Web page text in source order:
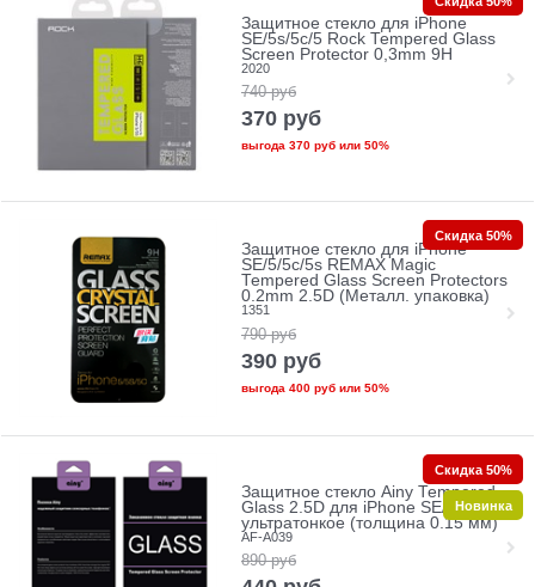
Защитное стекло для iPhone
SE/5s/5с/5 Rock Tempered Glass
Screen Protector 0,3mm 9H
2020
740 руб
370 руб
выгода 370 рубили 50%
Защитное стекло для iPhone
SE/5/5c/5s REMAX Magic
Tempered Glass Screen Protectors
0.2mm 2.5D (Металл. упаковка)
1351
790 руб
390 руб
выгода 400 рубили 50%
Скидка 50%
Защитное стекло Ainy Tempered
Glass 2.5D для iPhone SE/5/5c/5s
ультратонкое (толщина 0.15 мм)
AF-A039
890 руб
Скидка 50%
Новинка